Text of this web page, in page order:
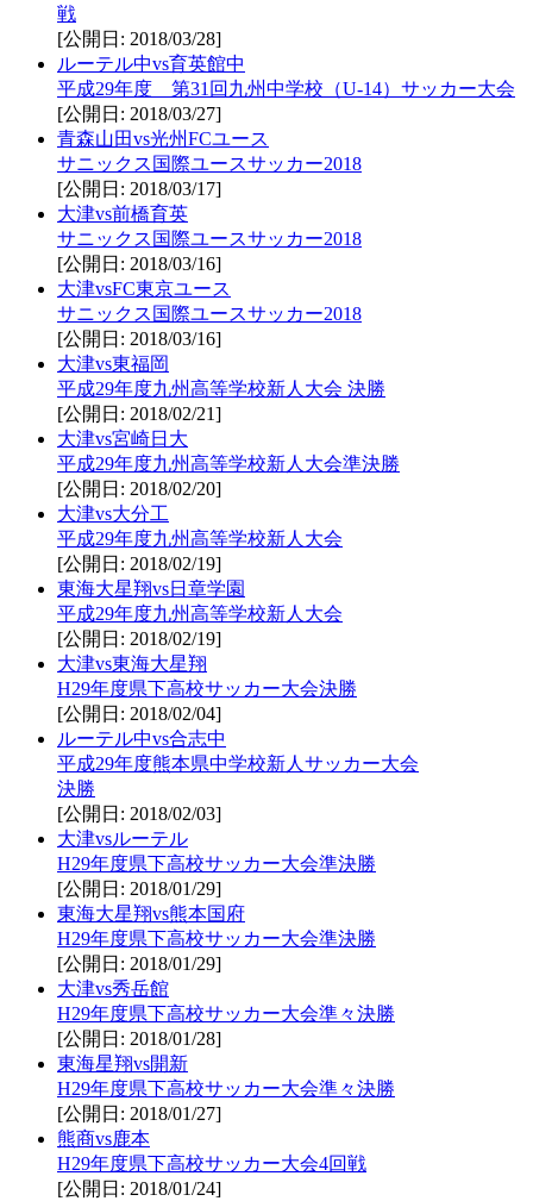
戦
[公開日: 2018/03/28]
ルーテル中vs育英館中
平成29年度 第31回九州中学校（U-14）サッカー大会
[公開日: 2018/03/27]
青森山田vs光州FCユース
サニックス国際ユースサッカー2018
[公開日: 2018/03/17]
大津vs前橋育英
サニックス国際ユースサッカー2018
[公開日: 2018/03/16]
大津vsFC東京ユース
サニックス国際ユースサッカー2018
[公開日: 2018/03/16]
大津vs東福岡
平成29年度九州高等学校新人大会 決勝
[公開日: 2018/02/21]
大津vs宮崎日大
平成29年度九州高等学校新人大会準決勝
[公開日: 2018/02/20]
大津vs大分工
平成29年度九州高等学校新人大会
[公開日: 2018/02/19]
東海大星翔vs日章学園
平成29年度九州高等学校新人大会
[公開日: 2018/02/19]
大津vs東海大星翔
H29年度県下高校サッカー大会決勝
[公開日: 2018/02/04]
ルーテル中vs合志中
平成29年度熊本県中学校新人サッカー大会
決勝
[公開日: 2018/02/03]
大津vsルーテル
H29年度県下高校サッカー大会準決勝
[公開日: 2018/01/29]
東海大星翔vs熊本国府
H29年度県下高校サッカー大会準決勝
[公開日: 2018/01/29]
大津vs秀岳館
H29年度県下高校サッカー大会準々決勝
[公開日: 2018/01/28]
東海星翔vs開新
H29年度県下高校サッカー大会準々決勝
[公開日: 2018/01/27]
熊商vs鹿本
H29年度県下高校サッカー大会4回戦
[公開日: 2018/01/24]